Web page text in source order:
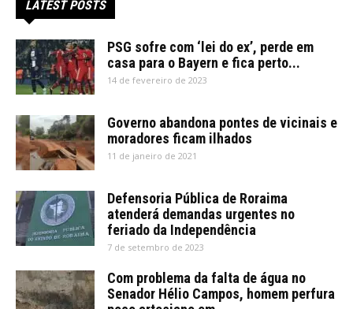
LATEST POSTS
PSG sofre com ‘lei do ex’, perde em
casa para o Bayern e fica perto...
14 de fevereiro de 2023
Governo abandona pontes de vicinais e
moradores ficam ilhados
11 de janeiro de 2021
Defensoria Pública de Roraima
atenderá demandas urgentes no
feriado da Independência
7 de setembro de 2023
Com problema da falta de água no
Senador Hélio Campos, homem perfura